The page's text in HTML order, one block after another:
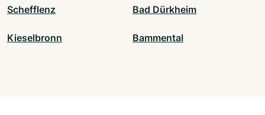
Schefflenz Bad Dürkheim
Kieselbronn Bammental